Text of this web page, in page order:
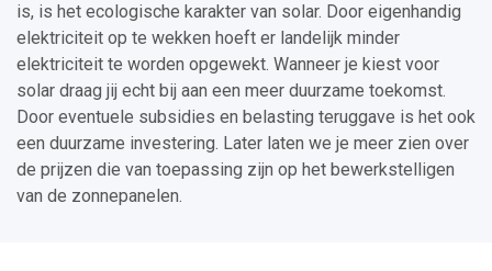
is, is het ecologische karakter van solar. Door eigenhandig
elektriciteit op te wekken hoeft er landelijk minder
elektriciteit te worden opgewekt. Wanneer je kiest voor
solar draag jij echt bij aan een meer duurzame toekomst.
Door eventuele subsidies en belasting teruggave is het ook
een duurzame investering. Later laten we je meer zien over
de prijzen die van toepassing zijn op het bewerkstelligen
van de zonnepanelen.